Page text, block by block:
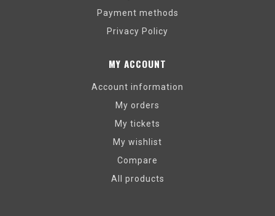
Payment methods
Privacy Policy
MY ACCOUNT
Account information
My orders
My tickets
My wishlist
Compare
All products